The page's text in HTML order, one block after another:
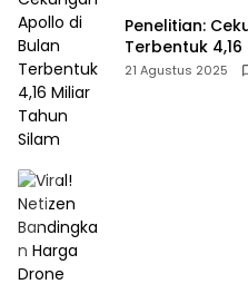
Penelitian:
Terbentuk
21 Agustus 2025